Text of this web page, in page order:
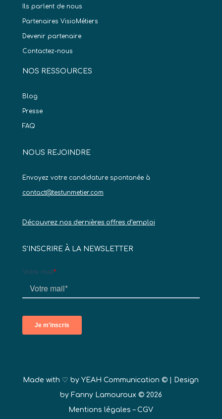
Ils parlent de nous
Partenaires VisioMétiers
Devenir partenaire
Contactez-nous
NOS RESSOURCES
Blog
Presse
FAQ
NOUS REJOINDRE
Envoyez votre candidature spontanée à
contact@testunmetier.com
Découvrez nos dernières offres d’emploi
S’INSCRIRE À LA NEWSLETTER
Made with ♡ byYEAH Communication © | Design
by Fanny Lamouroux © 2026
Mentions légales –CGV